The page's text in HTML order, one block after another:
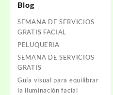
Blog
SEMANA DE SERVICIOS
GRATIS FACIAL
PELUQUERIA
SEMANA DE SERVICIOS
GRATIS
Guía visual para equilibrar
la iluminación facial